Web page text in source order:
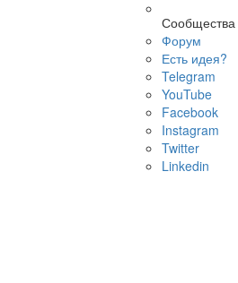
Сообщества
Форум
Есть идея?
Telegram
YouTube
Facebook
Instagram
Twitter
Linkedin